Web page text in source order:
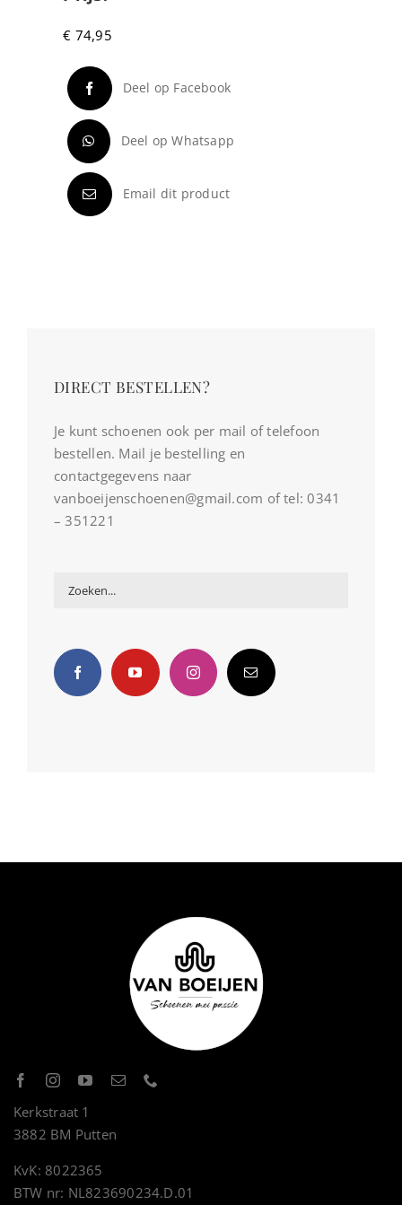
€ 74,95
Deel op Facebook
Deel op Whatsapp
Email dit product
DIRECT BESTELLEN?
Je kunt schoenen ook per mail of telefoon
bestellen. Mail je bestelling en
contactgegevens naar
vanboeijenschoenen@gmail.com of tel: 0341
– 351221
Kerkstraat 1
3882 BM Putten
KvK: 8022365
BTW nr: NL823690234.D.01